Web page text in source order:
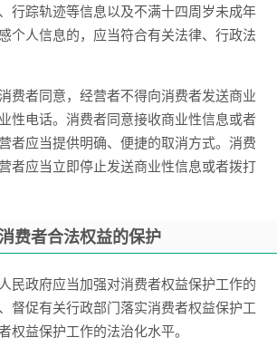
行踪轨迹等信息以及不满十四周岁未成年
个人信息的，应当符合有关法律、行政法
者同意，经营者不得向消费者发送商业
性电话。消费者同意接收商业性信息或者
者应当提供明确、便捷的取消方式。消费
者应当立即停止发送商业性信息或者拨打
费者合法权益的保护
政府应当加强对消费者权益保护工作的
督促有关行政部门落实消费者权益保护工
权益保护工作的法治化水平。